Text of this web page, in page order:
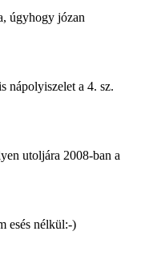
úgyhogy józan
nápolyiszelet a 4. sz.
utoljára 2008-ban a
esés nélkül:-)